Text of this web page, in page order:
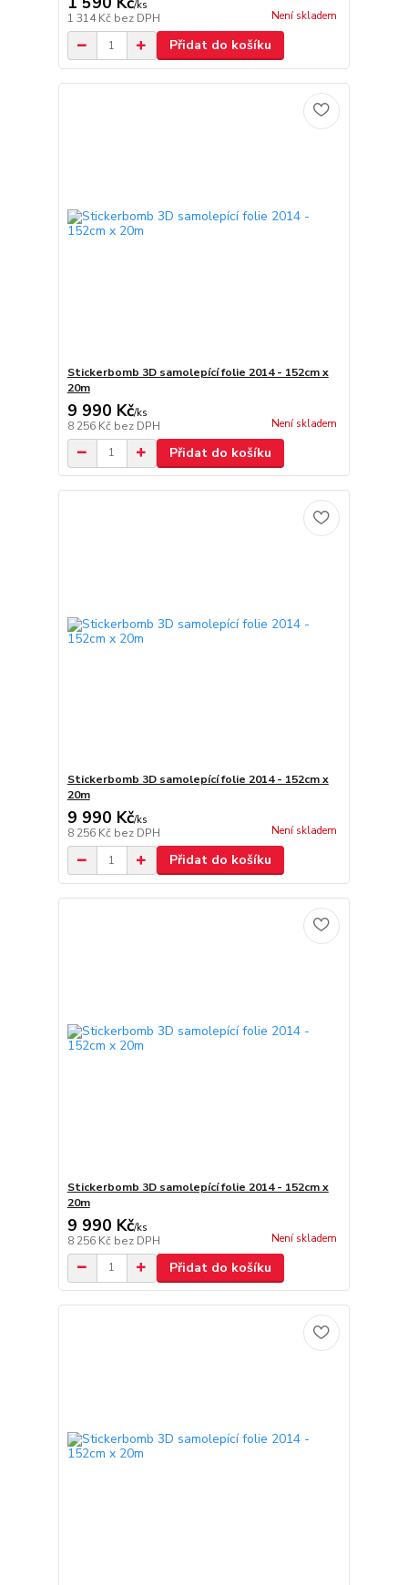
/ks
1 314 Kč bez DPH Není skladem
Přidat do košíku
Stickerbomb 3D samolepící folie 2014 - 152cm x
20m
9 990 Kč/ks
8 256 Kč bez DPH Není skladem
Přidat do košíku
Stickerbomb 3D samolepící folie 2014 - 152cm x
20m
9 990 Kč/ks
8 256 Kč bez DPH Není skladem
Přidat do košíku
Stickerbomb 3D samolepící folie 2014 - 152cm x
20m
9 990 Kč/ks
8 256 Kč bez DPH Není skladem
Přidat do košíku